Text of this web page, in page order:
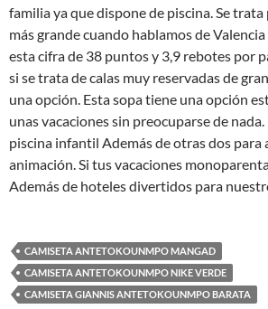
familia ya que dispone de piscina. Se
más grande cuando hablamos de
esta cifra de 38 puntos y 3,9 rebotes por
si se trata de calas muy reservadas de
una opción. Esta sopa tiene una opción
unas vacaciones sin preocuparse de
piscina infantil Además de otras dos para
animación. Si tus vacaciones
Además de hoteles divertidos para
CAMISETA ANTETOKOUNMPO MANGAD
CAMISETA ANTETOKOUNMPO NIKE VERDE
CAMISETA GIANNIS ANTETOKOUNMPO BARATA